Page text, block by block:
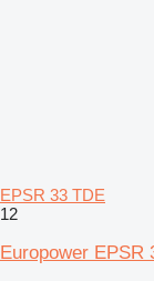
EPSR 33 TDE
12
Europower EPSR